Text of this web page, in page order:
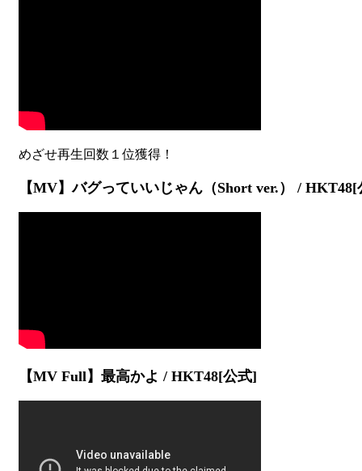
【MV】バグっていいじゃん（Short ver.） / HKT48[
【MV Full】最高かよ / HKT48[公式]